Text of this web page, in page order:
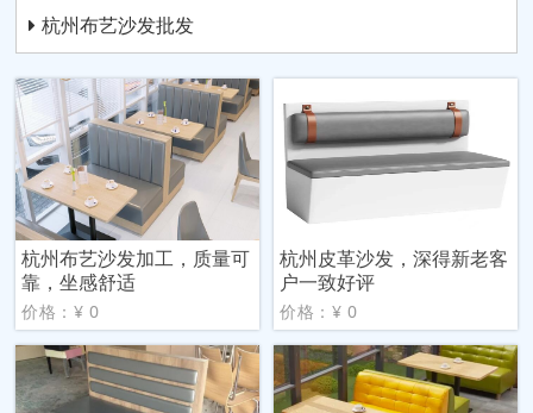
杭州布艺沙发批发
杭州布艺沙发加工，质量可
靠，坐感舒适
价格：¥ 0
杭州皮革沙发，深得新老客
户一致好评
价格：¥ 0